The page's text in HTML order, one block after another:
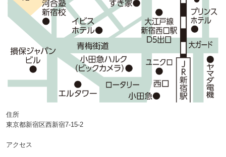
住所
東京都新宿区西新宿7-15-2
アクセス